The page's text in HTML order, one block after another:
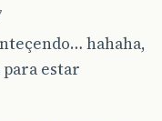
hahaha,
estar